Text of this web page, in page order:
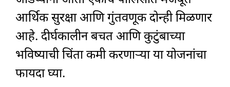
आर्थिक सुरक्षा आणि गुंतवणूक दोन्ही मिळणार
आहे. दीर्घकालीन बचत आणि कुटुंबाच्या
भविष्याची चिंता कमी करणाऱ्या या योजनांचा
फायदा घ्या.